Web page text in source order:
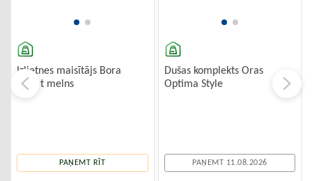
Izlietnes maisītājs Bora
Smart melns
PAŅEMT RĪT
Dušas komplekts Oras
Optima Style
PAŅEMT 11.08.2026